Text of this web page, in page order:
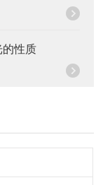
的性质